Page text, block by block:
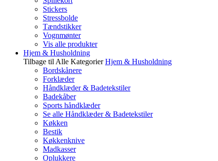
Stickers
Stressbolde
Tændstikker
Vognmønter
Vis alle produkter
Hjem & Husholdning
Tilbage til Alle Kategorier Hjem & Husholdning
Bordskånere
Forklæder
Håndklæder & Badetekstiler
Badekåber
Sports håndklæder
Se alle Håndklæder & Badetekstiler
Køkken
Bestik
Køkkenknive
Madkasser
Oplukkere